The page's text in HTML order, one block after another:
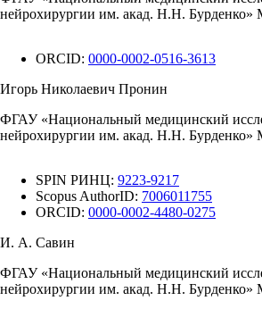
нейрохирургии им. акад. Н.Н. Бурденко»
ORCID: 0000-0002-0516-3613
Игорь Николаевич Пронин
ФГАУ «Национальный медицинский
нейрохирургии им. акад. Н.Н. Бурденко»
SPIN РИНЦ: 9223-9217
Scopus AuthorID: 7006011755
ORCID: 0000-0002-4480-0275
И. А. Савин
ФГАУ «Национальный медицинский
нейрохирургии им. акад. Н.Н. Бурденко»